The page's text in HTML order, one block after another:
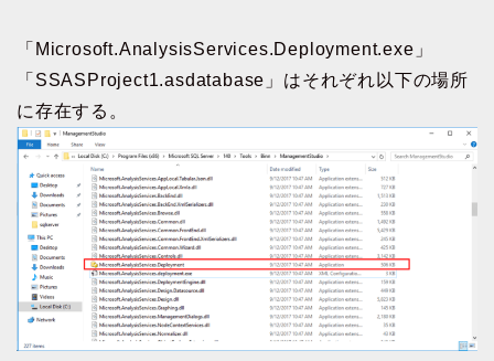
「Microsoft.AnalysisServices.Deployment.exe」
「SSASProject1.asdatabase」はそれぞれ以下の場所
に存在する。